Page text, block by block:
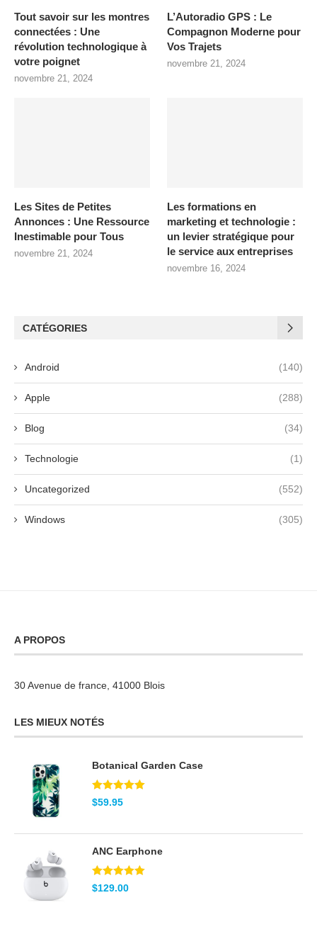
Tout savoir sur les montres
connectées : Une
révolution technologique à
votre poignet
novembre 21, 2024
L’Autoradio GPS : Le
Compagnon Moderne pour
Vos Trajets
novembre 21, 2024
Les Sites de Petites
Annonces : Une Ressource
Inestimable pour Tous
novembre 21, 2024
Les formations en
marketing et technologie :
un levier stratégique pour
le service aux entreprises
novembre 16, 2024
CATÉGORIES
Android (140)
Apple (288)
Blog (34)
Technologie (1)
Uncategorized (552)
Windows (305)
A PROPOS
30 Avenue de france, 41000 Blois
LES MIEUX NOTÉS
Botanical Garden Case
Note5.00
sur 5
$59.95
ANC Earphone
Note5.00
sur 5
$129.00